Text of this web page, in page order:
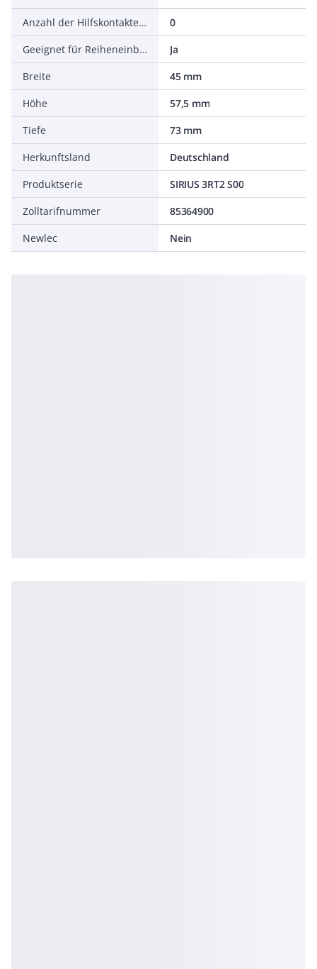
Anzahl der Hilfskontakte als Öffner
0
Geeignet für Reiheneinbau
Ja
Breite
45 mm
Höhe
57,5 mm
Tiefe
73 mm
Herkunftsland
Deutschland
Produktserie
SIRIUS 3RT2 S00
Zolltarifnummer
85364900
Newlec
Nein